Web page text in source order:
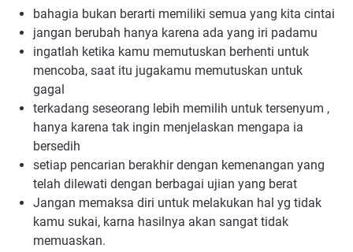
bahagia bukan berarti memiliki semua yang kita cintai
jangan berubah hanya karena ada yang iri padamu
ingatlah ketika kamu memutuskan berhenti untuk
mencoba, saat itu jugakamu memutuskan untuk
gagal
terkadang seseorang lebih memilih untuk tersenyum ,
hanya karena tak ingin menjelaskan mengapa ia
bersedih
setiap pencarian berakhir dengan kemenangan yang
telah dilewati dengan berbagai ujian yang berat
Jangan memaksa diri untuk melakukan hal yg tidak
kamu sukai, karna hasilnya akan sangat tidak
memuaskan.